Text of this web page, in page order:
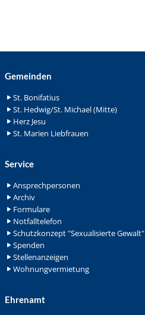
Gemeinden
St. Bonifatius
St. Hedwig/St. Michael (Mitte)
Herz Jesu
St. Marien Liebfrauen
Service
Ansprechpersonen
Archiv
Formulare
Notfalltelefon
Schutzkonzept "Sexualisierte Gewalt"
Spenden
Stellenanzeigen
Wohnungvermietung
Ehrenamt